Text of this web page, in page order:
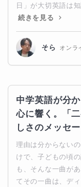
日」が大切英語は
続きを見る
そら オンラ
中学英語が分
心に響く。「
しさのメッセ
理由は分からない
けで、子どもの頃
も、そんな一曲が
てその一曲は、デ